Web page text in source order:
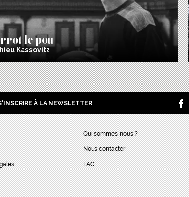
le pou
Kassovitz
À LA NEWSLETTER
Qui sommes-nous ?
Nous contacter
FAQ